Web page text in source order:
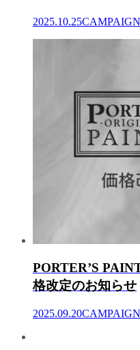
2025.10.25CAMPAIGN
PORTER’S
格改定のお知らせ
2025.09.20CAMPAIGN